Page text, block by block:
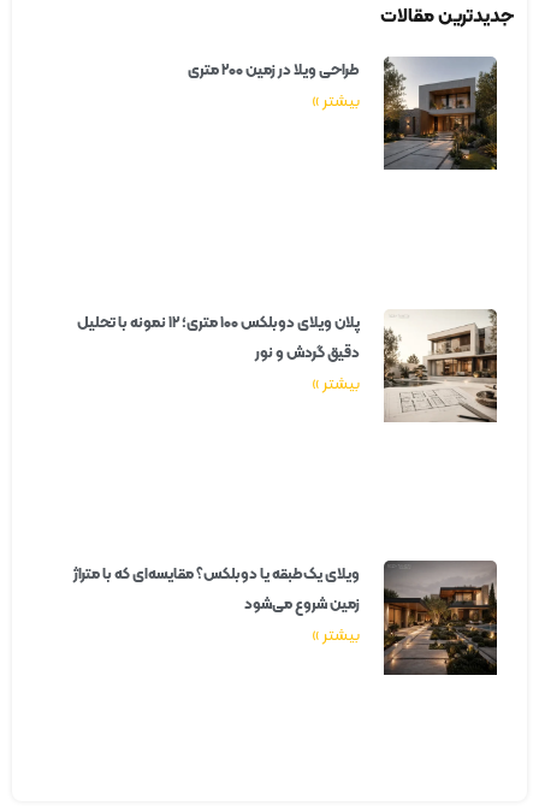
جدیدترین مقالات
طراحی ویلا در زمین ۲۰۰ متری
بیشتر »
پلان ویلای دوبلکس ۱۰۰ متری؛ ۱۲ نمونه با تحلیل
دقیق گردش و نور
بیشتر »
ویلای یک‌طبقه یا دوبلکس؟ مقایسه‌ای که با متراژ
زمین شروع می‌شود
بیشتر »